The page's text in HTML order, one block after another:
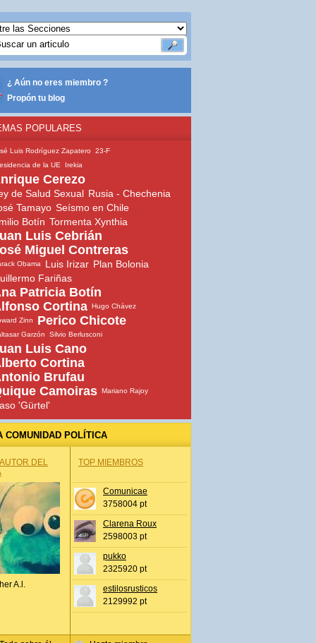
¿ Aún no eres miembro ?
Propón tu blog
POPULARES
Luis Rodríguez Zapatero
23-F
de la UE
Irekia
Cerezo
de Salud Sexual Rusia - Chechenia
Tamayo Seísmo en Chile
Botín Tormenta Xynthia
Luis Cebrián
Miguel Contreras
Obama Luis Irizar Plan Bolonia
Fariñas
Patricia Botín
Cortina Hugo Chávez
Zinn
Perico Chicote
Garzón Silvio Berlusconi
Luis Cano
Cortina
Brufau
Camoiras Mariano Rajoy
'Gürtel'
COMUNIDAD POLÍTICA
DEL
A.l.
TOP MIEMBROS
Comunicae
3758004 pt
Clarena Roux
2598003 pt
pukko
2325920 pt
estilosrusticos
2129992 pt